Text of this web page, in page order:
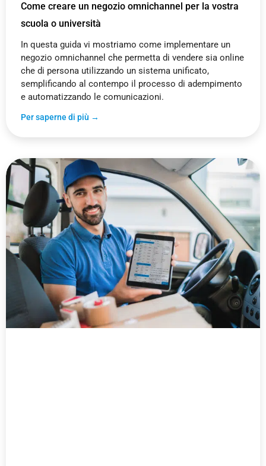
Come creare un negozio omnichannel per la vostra
scuola o università
In questa guida vi mostriamo come implementare un
negozio omnichannel che permetta di vendere sia online
che di persona utilizzando un sistema unificato,
semplificando al contempo il processo di adempimento
e automatizzando le comunicazioni.
Per saperne di più →